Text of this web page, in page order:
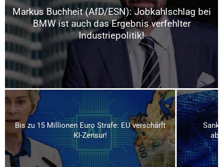
Markus Buchheit (AfD/ESN): Jobkahlschlag bei
BMW ist auch das Ergebnis verfehlter
Industriepolitik!
Bis zu 15 Millionen Euro Strafe: EU verschärft
KI-Zensur!